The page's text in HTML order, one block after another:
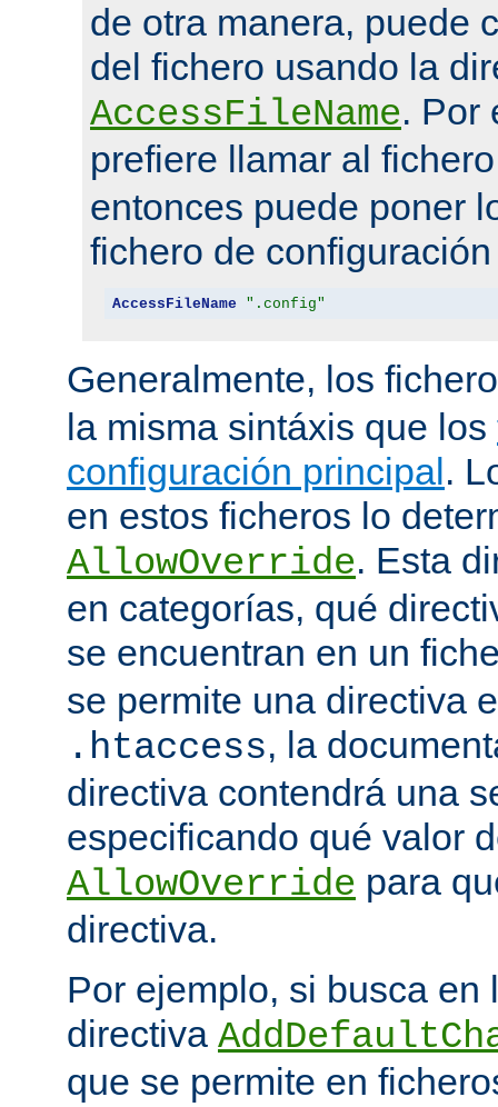
de otra manera, puede
del fichero usando la
AccessFileName. Por
prefiere llamar al
entonces puede poner
fichero de
AccessFileName ".config"
Generalmente, los
la misma sintáxis que los
configuración principal.
en estos ficheros lo
AllowOverride. Esta
en categorías, qué
se encuentran en un
se permite una directiva
.htaccess, la
directiva contendrá una
especificando qué valor
AllowOverride para
directiva.
Por ejemplo, si busca en
directiva
que se permite en